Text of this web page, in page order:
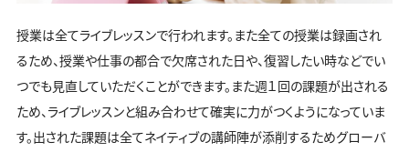
授業は全てライブレッスンで行われます。また全ての授業は録画され
るため、授業や仕事の都合で欠席された日や、復習したい時などでい
つでも見直していただくことができます。また週１回の課題が出される
ため、ライブレッスンと組み合わせて確実に力がつくようになっていま
す。出された課題は全てネイティブの講師陣が添削するためグローバ